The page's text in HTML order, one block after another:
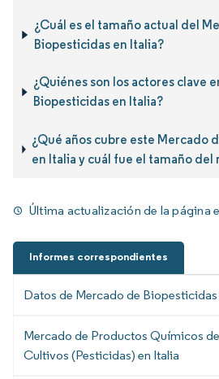
¿Cuál es el tamaño actual del
Biopesticidas en Italia?
¿Quiénes son los actores clave
Biopesticidas en Italia?
¿Qué años cubre este Mercado
en Italia y cuál fue el tamaño del
Última actualización de la página
Informes correspondientes
Datos de Mercado de
Mercado de Productos Químicos
Cultivos (Pesticidas) en Italia